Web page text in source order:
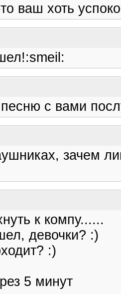
ваш хоть
с вами
зачем
к компу......
девочки? :)
:)
5 минут